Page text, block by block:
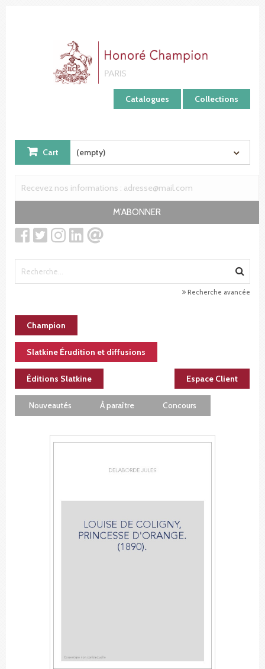
Catalogues Collections
Cart (empty)
M'ABONNER
Recherche avancée
Champion
Slatkine Érudition et diffusions
Éditions Slatkine Espace Client
Nouveautés À paraître Concours